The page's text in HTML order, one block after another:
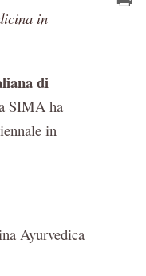
in
di
SIMA ha
in
Ayurvedica